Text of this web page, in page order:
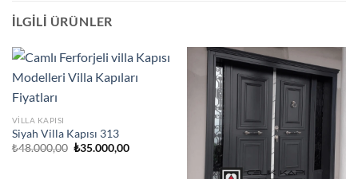
İLGILI ÜRÜNLER
VILLA KAPISI
Siyah Villa Kapısı 313
₺48.000,00 Orijinal
₺35.000,00Şu